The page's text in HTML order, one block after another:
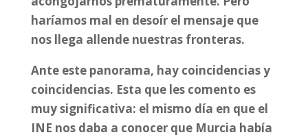
haríamos mal en desoír el mensaje que
nos llega allende nuestras fronteras.
Ante este panorama, hay coincidencias y
coincidencias. Esta que les comento es
muy significativa: el mismo día en que el
INE nos daba a conocer que Murcia había